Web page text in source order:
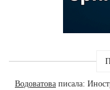
Водоватова писала: